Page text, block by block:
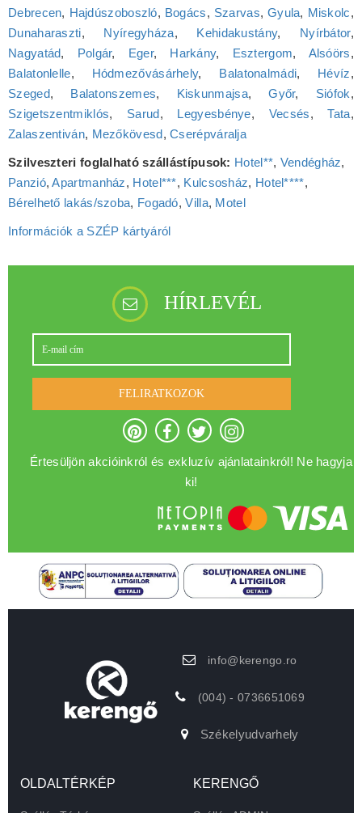
Debrecen, Hajdúszoboszló, Bogács, Szarvas, Gyula, Miskolc,
Dunaharaszti, Nyíregyháza, Kehidakustány, Nyírbátor,
Nagyatád, Polgár, Eger, Harkány, Esztergom, Alsóörs,
Balatonlelle, Hódmezővásárhely, Balatonalmádi, Hévíz,
Szeged, Balatonszemes, Kiskunmajsa,Győr, Siófok,
Szigetszentmiklós, Sarud, Legyesbénye, Vecsés,Tata,
Zalaszentiván, Mezőkövesd,Cserépváralja
Szilveszteri foglalható szállástípusok: Hotel**, Vendégház,
Panzió,Apartmanház, Hotel***, Kulcsosház, Hotel****,
Bérelhető lakás/szoba, Fogadó,Villa, Motel
Információk a SZÉP kártyáról
HÍRLEVÉL
FELIRATKOZOK
Értesüljön akcióinkról és exkluzív ajánlatainkról! Ne hagyja
ki!
info@kerengo.ro
(004) - 0736651069
Székelyudvarhely
OLDALTÉRKÉP KERENGŐ